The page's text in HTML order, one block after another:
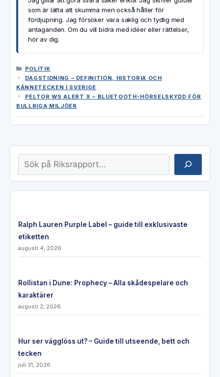
som är lätta att skumma men också håller för
fördjupning. Jag försöker vara saklig och tydlig med
antaganden. Om du vill bidra med idéer eller rättelser,
hör av dig.
KATEGORIER
POLITIK
DAGSTIDNING – DEFINITION, HISTORIA OCH
KÄNNETECKEN I SVERIGE
PELTOR WS ALERT X – BLUETOOTH-HÖRSELSKYDD FÖR
BULLRIGA MILJÖER
Sök
Ralph Lauren Purple Label – guide till exklusivaste
etiketten
augusti 4, 2026
Rollistan i Dune: Prophecy – Alla skådespelare och
karaktärer
augusti 2, 2026
Hur ser vägglöss ut? – Guide till utseende, bett och
tecken
juli 31, 2026